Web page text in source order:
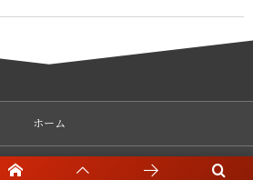
ホーム
店舗の紹介・アクセス